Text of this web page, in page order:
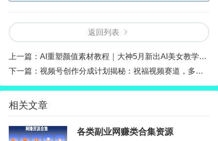
5、实操指南
*提示：本文仅为课程介绍，不构成任何收益承诺，变现效
果因人而异，需结合自身努力与实操，合理运用课程所学
内容，同时严格遵守平台相关规则与相关法律法规。*
本文付费阅读内容 - 钻石会员免费
打开「夸克APP」即可获取。
返回列表
上一篇： AI重塑颜值素材教程｜大神5月新出AI美女教学视频，精品复刻课程
下一篇： 视频号创作分成计划揭秘：祝福视频赛道，多种玩法流量火爆变现快
相关文章
各类副业网赚类合集资源